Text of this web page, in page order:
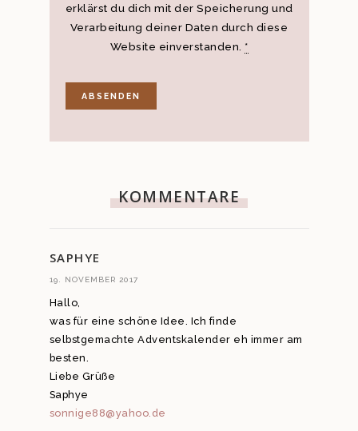
erklärst du dich mit der Speicherung und
Verarbeitung deiner Daten durch diese
Website einverstanden. *
KOMMENTARE
SAPHYE
19. NOVEMBER 2017
Hallo,
was für eine schöne Idee. Ich finde
selbstgemachte Adventskalender eh immer am
besten.
Liebe Grüße
Saphye
sonnige88@yahoo.de